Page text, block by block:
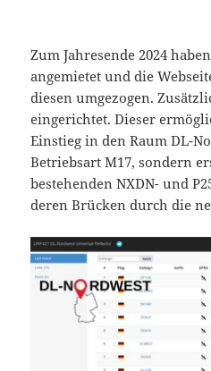
Zum Jahresende 2024
angemietet und die
diesen umgezogen.
eingerichtet. Dieser
Einstieg in den Raum DL-
Betriebsart M17, sondern
bestehenden NXDN- und
deren Brücken durch die